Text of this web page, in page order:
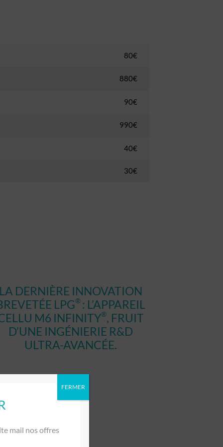
80€
880€
90€
990€
40€
30€
LA DERNIÈRE INNOVATION
LPG® : L’APPAREIL
M6 INFINITY®, FRUIT
D’UNE INGÉNIERIE R&D
ULTRA-AVANCÉE.
mail nos offres
FERMER